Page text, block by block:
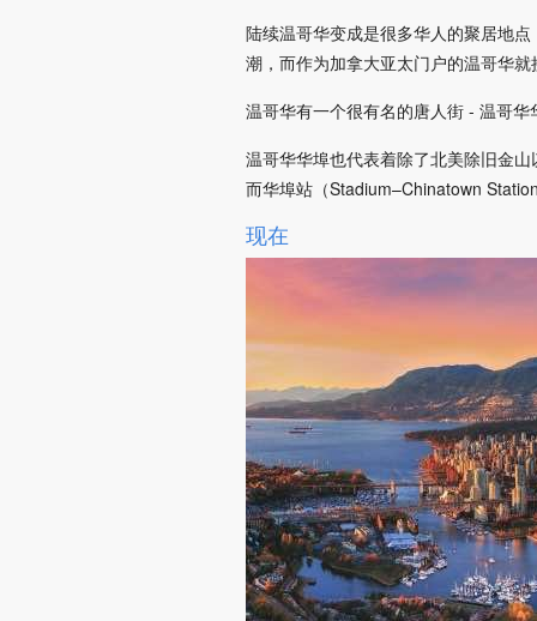
陆续温哥华变成是很多华人的聚居地
潮，而作为加拿大亚太门户的温哥华
温哥华有一个很有名的唐人街 - 温哥华
温哥华华埠也代表着除了北美除旧金
而华埠站（Stadium–Chinatown
现在